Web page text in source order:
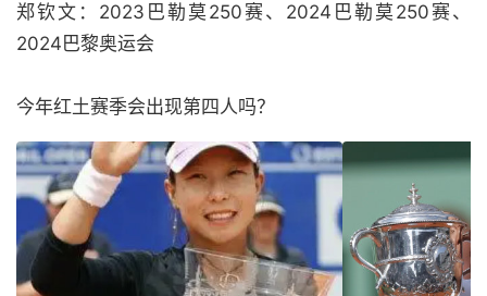
郑钦文：2023巴勒莫250赛、2024巴勒莫250赛、
2024巴黎奥运会
今年红土赛季会出现第四人吗？ ​